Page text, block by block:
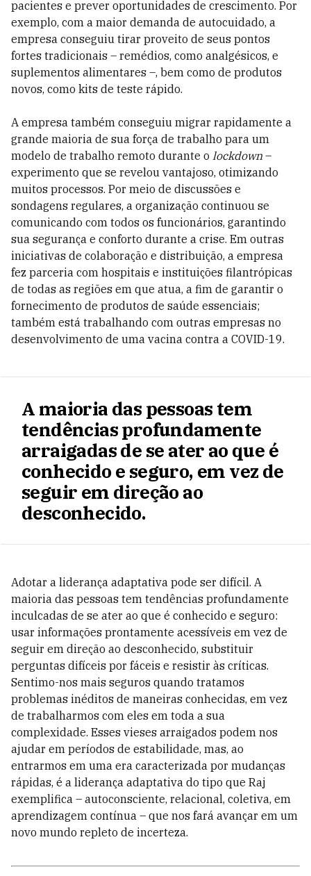
pacientes e prever oportunidades de crescimento. Por
exemplo, com a maior demanda de autocuidado, a
empresa conseguiu tirar proveito de seus pontos
fortes tradicionais – remédios, como analgésicos, e
suplementos alimentares –, bem como de produtos
novos, como kits de teste rápido.
A empresa também conseguiu migrar rapidamente a
grande maioria de sua força de trabalho para um
modelo de trabalho remoto durante o lockdown –
experimento que se revelou vantajoso, otimizando
muitos processos. Por meio de discussões e
sondagens regulares, a organização continuou se
comunicando com todos os funcionários, garantindo
sua segurança e conforto durante a crise. Em outras
iniciativas de colaboração e distribuição, a empresa
fez parceria com hospitais e instituições filantrópicas
de todas as regiões em que atua, a fim de garantir o
fornecimento de produtos de saúde essenciais;
também está trabalhando com outras empresas no
desenvolvimento de uma vacina contra a COVID-19.
A maioria das pessoas tem
tendências profundamente
arraigadas de se ater ao que é
conhecido e seguro, em vez de
seguir em direção ao
desconhecido.
Adotar a liderança adaptativa pode ser difícil. A
maioria das pessoas tem tendências profundamente
inculcadas de se ater ao que é conhecido e seguro:
usar informações prontamente acessíveis em vez de
seguir em direção ao desconhecido, substituir
perguntas difíceis por fáceis e resistir às críticas.
Sentimo-nos mais seguros quando tratamos
problemas inéditos de maneiras conhecidas, em vez
de trabalharmos com eles em toda a sua
complexidade. Esses vieses arraigados podem nos
ajudar em períodos de estabilidade, mas, ao
entrarmos em uma era caracterizada por mudanças
rápidas, é a liderança adaptativa do tipo que Raj
exemplifica – autoconsciente, relacional, coletiva, em
aprendizagem contínua – que nos fará avançar em um
novo mundo repleto de incerteza.